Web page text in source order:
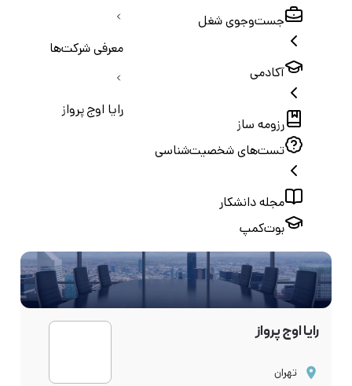
جست‌و‌جوی شغل
آکادمی
رزومه ساز
تست‌های شخصیت‌شناسی
مجله دانشکار
بوت‌کمپ
معرفی شرکت‌ها
رایا اوج پرواز
رایا اوج پرواز
تهران